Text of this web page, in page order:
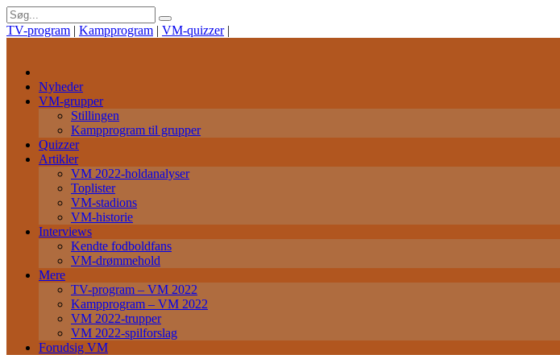
TV-program | Kampprogram | VM-quizzer |
Nyheder
VM-grupper
Stillingen
Kampprogram til grupper
Quizzer
Artikler
VM 2022-holdanalyser
Toplister
VM-stadions
VM-historie
Interviews
Kendte fodboldfans
VM-drømmehold
Mere
TV-program – VM 2022
Kampprogram – VM 2022
VM 2022-trupper
VM 2022-spilforslag
Forudsig VM